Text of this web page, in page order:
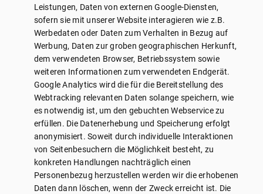
Leistungen, Daten von externen Google-Diensten,
sofern sie mit unserer Website interagieren wie z.B.
Werbedaten oder Daten zum Verhalten in Bezug auf
Werbung, Daten zur groben geographischen Herkunft,
dem verwendeten Browser, Betriebssystem sowie
weiteren Informationen zum verwendeten Endgerät.
Google Analytics wird die für die Bereitstellung des
Webtracking relevanten Daten solange speichern, wie
es notwendig ist, um den gebuchten Webservice zu
erfüllen. Die Datenerhebung und Speicherung erfolgt
anonymisiert. Soweit durch individuelle Interaktionen
von Seitenbesuchern die Möglichkeit besteht, zu
konkreten Handlungen nachträglich einen
Personenbezug herzustellen werden wir die erhobenen
Daten dann löschen, wenn der Zweck erreicht ist. Die